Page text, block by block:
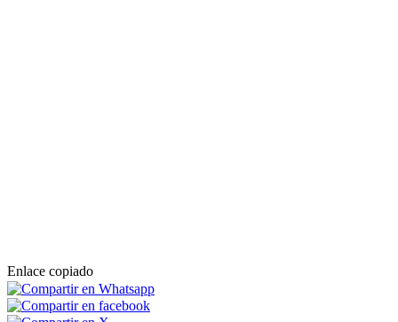
Enlace copiado